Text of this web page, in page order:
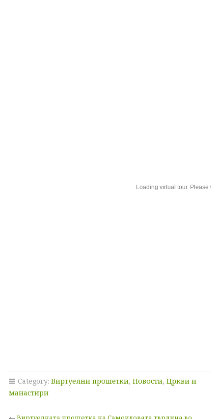
Category: Виртуелни прошетки, Новости, Цркви и
манастири